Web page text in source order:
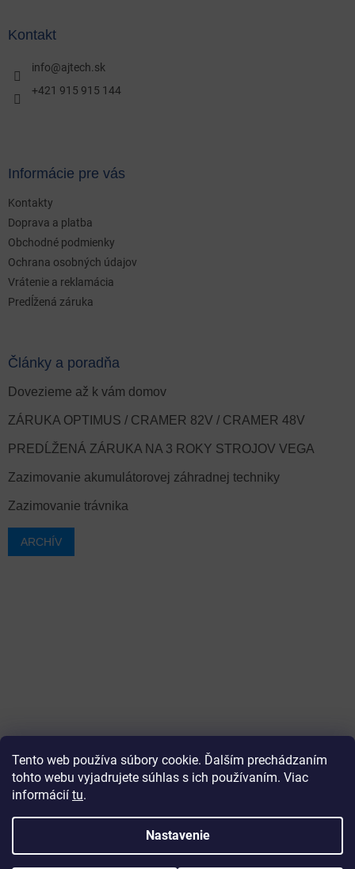
Tento web používa súbory cookie. Ďalším prechádzaním
tohto webu vyjadrujete súhlas s ich používaním. Viac
informácií tu.
Nastavenie
Kontakt
info@ajtech.sk
+421 915 915 144
Informácie pre vás
Kontakty
Doprava a platba
Obchodné podmienky
Ochrana osobných údajov
Vrátenie a reklamácia
Predĺžená záruka
Články a poradňa
Dovezieme až k vám domov
ZÁRUKA OPTIMUS / CRAMER 82V / CRAMER 48V
PREDĹŽENÁ ZÁRUKA NA 3 ROKY STROJOV VEGA
Zazimovanie akumulátorovej záhradnej techniky
Zazimovanie trávnika
ARCHÍV